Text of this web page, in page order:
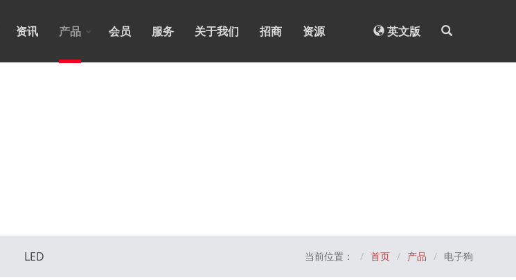
资讯 产品 会员 服务 关于我们 招商 资源 英文版
LED 当前位置： 首页 产品 电子狗